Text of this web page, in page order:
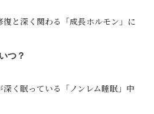
と深く関わる「成長ホルモン」に
つ？
く眠っている「ノンレム睡眠」中